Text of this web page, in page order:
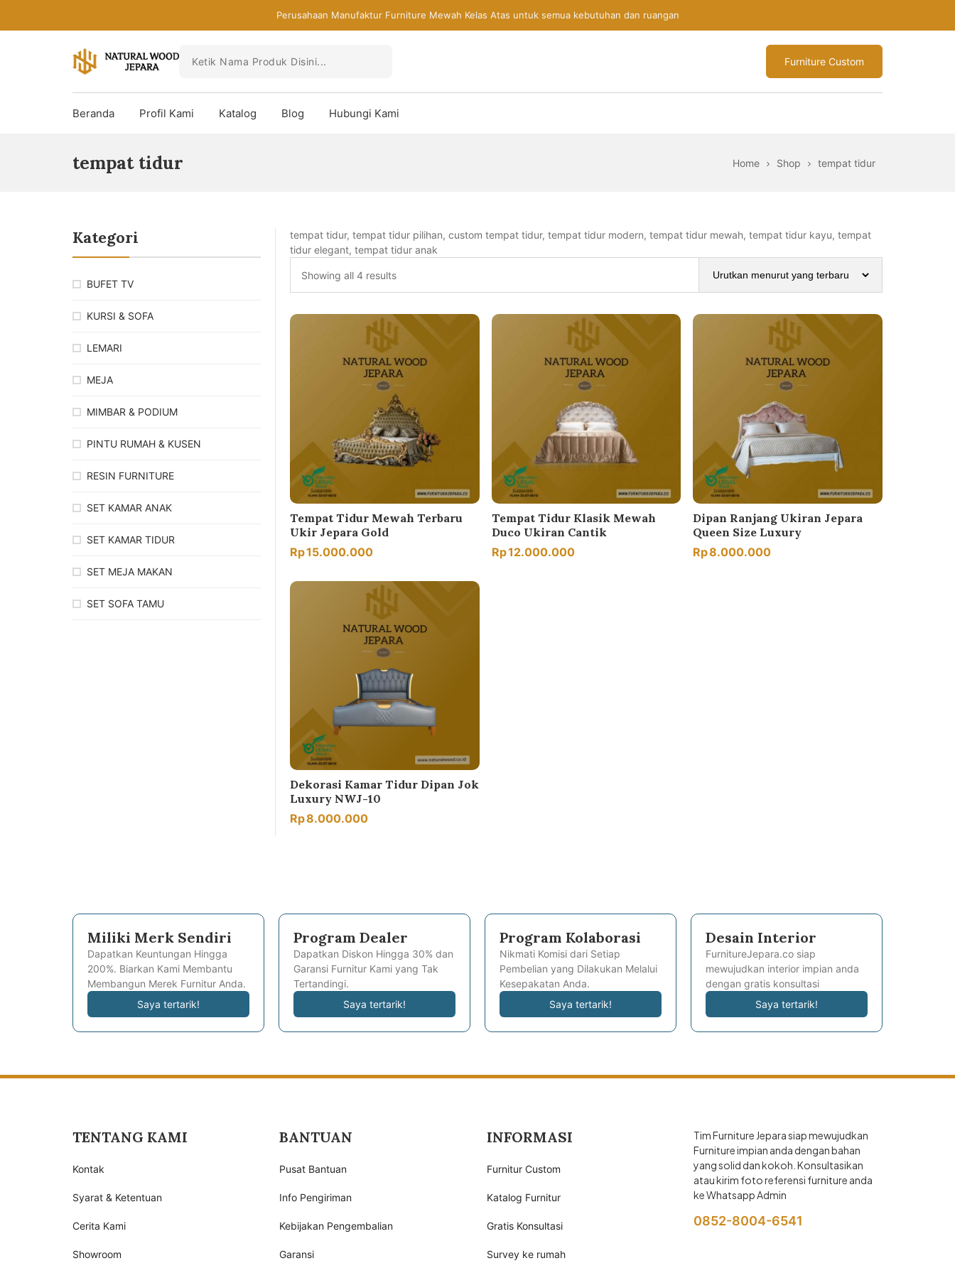
Perusahaan Manufaktur Furniture Mewah Kelas Atas untuk semua kebutuhan dan ruangan
Jepara
Furniture
Furniture Custom
Beranda Profil Kami Katalog Blog Hubungi Kami
tempat tidur Home Shop tempat tidur
Kategori
BUFET TV
KURSI & SOFA
LEMARI
MEJA
MIMBAR & PODIUM
PINTU RUMAH & KUSEN
RESIN FURNITURE
SET KAMAR ANAK
SET KAMAR TIDUR
SET MEJA MAKAN
SET SOFA TAMU
tempat tidur, tempat tidur pilihan, custom tempat tidur, tempat tidur modern, tempat tidur mewah, tempat tidur kayu, tempat
tidur elegant, tempat tidur anak
Showing all 4 results
Tempat Tidur Mewah Terbaru
Ukir Jepara Gold
Rp15.000.000
Tempat Tidur Klasik Mewah
Duco Ukiran Cantik
Rp12.000.000
Dipan Ranjang Ukiran Jepara
Queen Size Luxury
Rp8.000.000
Dekorasi Kamar Tidur Dipan Jok
Luxury NWJ-10
Rp8.000.000
Miliki Merk Sendiri
Dapatkan Keuntungan Hingga
200%. Biarkan Kami Membantu
Membangun Merek Furnitur Anda.
Saya tertarik!
Program Dealer
Dapatkan Diskon Hingga 30% dan
Garansi Furnitur Kami yang Tak
Tertandingi.
Saya tertarik!
Program Kolaborasi
Nikmati Komisi dari Setiap
Pembelian yang Dilakukan Melalui
Kesepakatan Anda.
Saya tertarik!
Desain Interior
FurnitureJepara.co siap
mewujudkan interior impian anda
dengan gratis konsultasi
Saya tertarik!
TENTANG KAMI
Kontak
Syarat & Ketentuan
Cerita Kami
Showroom
BANTUAN
Pusat Bantuan
Info Pengiriman
Kebijakan Pengembalian
Garansi
INFORMASI
Furnitur Custom
Katalog Furnitur
Gratis Konsultasi
Survey ke rumah
Tim Furniture Jepara siap mewujudkan
Furniture impian anda dengan bahan
yang solid dan kokoh. Konsultasikan
atau kirim foto referensi furniture anda
ke Whatsapp Admin
0852-8004-6541